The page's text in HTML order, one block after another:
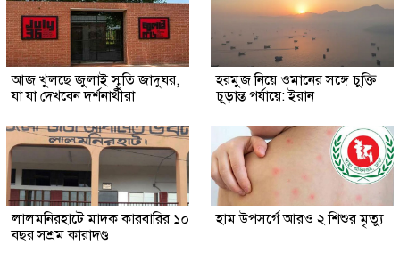
আজ খুলছে জুলাই স্মৃতি জাদুঘর,
যা যা দেখবেন দর্শনার্থীরা
হরমুজ নিয়ে ওমানের সঙ্গে চুক্তি
চূড়ান্ত পর্যায়ে: ইরান
লালমনিরহাটে মাদক কারবারির ১০
বছর সশ্রম কারাদণ্ড
হাম উপসর্গে আরও ২ শিশুর মৃত্যু